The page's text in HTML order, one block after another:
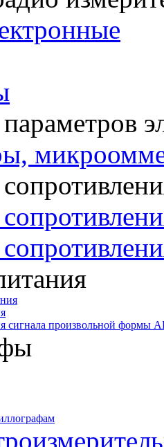
сигнала произвольной формы